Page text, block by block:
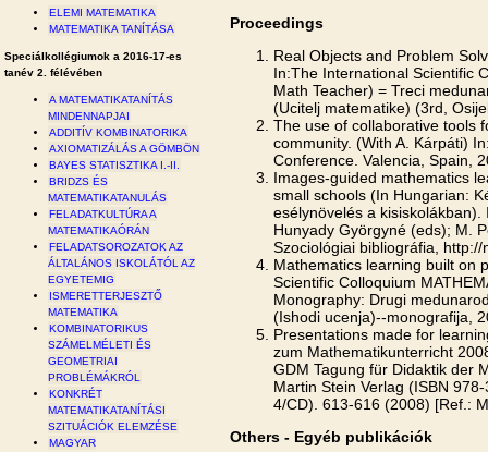
ELEMI MATEMATIKA
MATEMATIKA TANÍTÁSA
Speciálkollégiumok a 2016-17-es
tanév 2. félévében
A MATEMATIKATANÍTÁS
MINDENNAPJAI
ADDITÍV KOMBINATORIKA
AXIOMATIZÁLÁS A GÖMBÖN
BAYES STATISZTIKA I.-II.
BRIDZS ÉS
MATEMATIKATANULÁS
FELADATKULTÚRA A
MATEMATIKAÓRÁN
FELADATSOROZATOK AZ
ÁLTALÁNOS ISKOLÁTÓL AZ
EGYETEMIG
ISMERETTERJESZTŐ
MATEMATIKA
KOMBINATORIKUS
SZÁMELMÉLETI ÉS
GEOMETRIAI
PROBLÉMÁKRÓL
KONKRÉT
MATEMATIKATANÍTÁSI
SZITUÁCIÓK ELEMZÉSE
MAGYAR
Proceedings
Real Objects and Problem
In:The International Scientific
Math Teacher) = Treci
(Ucitelj matematike) (3rd,
The use of collaborative tools
community. (With A. Kárpáti)
Conference. Valencia, Spain,
Images-guided mathematics
small schools (In Hungarian:
esélynövelés a
Hunyady Györgyné (eds); M.
Szociológiai bibliográfia,
Mathematics learning built on
Scientific Colloquium
Monography: Drugi
(Ishodi ucenja)--monografija,
Presentations made for
zum Mathematikunterricht
GDM Tagung für Didaktik der
Martin Stein Verlag (ISBN
4/CD). 613-616 (2008) [Ref.:
Others - Egyéb publikációk